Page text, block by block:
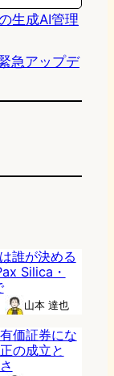
生成AI管理
急アップデ
誰が決める
Silica・
山本 達也
価証券にな
の成立と